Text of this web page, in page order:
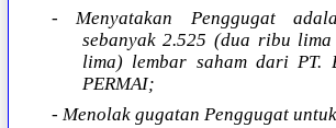
- Menyatakan Penggugat
sebanyak 2.525 (dua ribu
lima) lembar saham dari PT.
PERMAI;
- Menolak gugatan Penggugat